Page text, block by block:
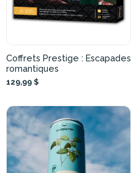
Coffrets Prestige : Escapades
romantiques
129,99 $